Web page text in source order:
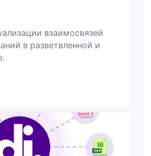
взаимосвязей
в разветвленной и